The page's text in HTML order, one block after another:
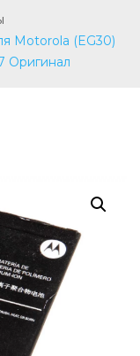
Motorola (EG30)
Оригинал